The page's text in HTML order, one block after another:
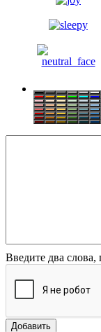
Введите два